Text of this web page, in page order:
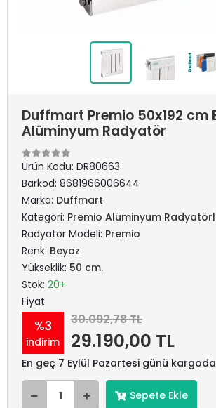
Duffmart Premio 50x192 cm
Alüminyum Radyatör
Ürün Kodu: DR80663
Barkod: 8681966006644
Marka: Duffmart
Kategori: Premio Alüminyum
Radyatör Modeli: Premio
Renk: Beyaz
Yükseklik: 50 cm.
Stok: 20+
Fiyat
%3
indirim
30.092,78 TL
29.190,00 TL
En geç 7 Eylül Pazartesi günü
Sepete Ekle